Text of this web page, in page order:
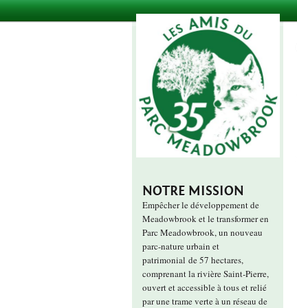
NOTRE MISSION
Empêcher le développement de
Meadowbrook et le transformer en
Parc Meadowbrook, un nouveau
parc-nature urbain et
patrimonial de 57 hectares,
comprenant la rivière Saint-Pierre,
ouvert et accessible à tous et relié
par une trame verte à un réseau de